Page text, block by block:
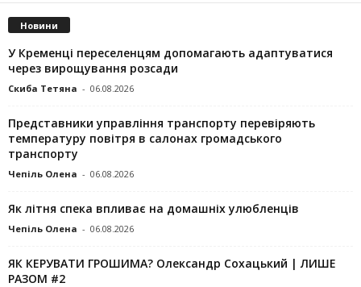
Новини
У Кременці переселенцям допомагають адаптуватися
через вирощування розсади
Скиба Тетяна - 06.08.2026
Представники управління транспорту перевіряють
температуру повітря в салонах громадського
транспорту
Чепіль Олена - 06.08.2026
Як літня спека впливає на домашніх улюбленців
Чепіль Олена - 06.08.2026
ЯК КЕРУВАТИ ГРОШИМА? Олександр Сохацький | ЛИШЕ
РАЗОМ #2